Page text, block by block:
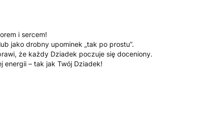
i sercem!
jako drobny upominek „tak po prostu”.
że każdy Dziadek poczuje się doceniony.
energii – tak jak Twój Dziadek!